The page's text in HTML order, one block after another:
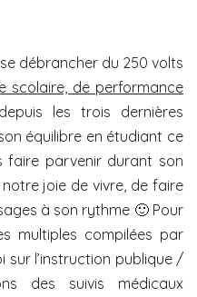
débrancher du 250 volts
scolaire, de performance
les trois dernières
équilibre en étudiant ce
faire parvenir durant son
joie de vivre, de faire
à son rythme 🙂 Pour
multiples compilées par
sur l’instruction publique /
des suivis médicaux